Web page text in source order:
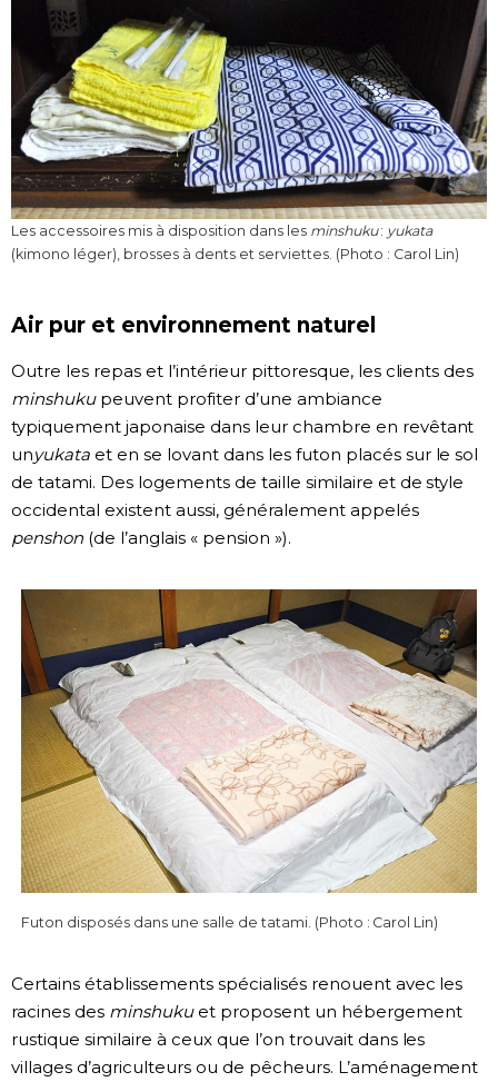
Les accessoires mis à disposition dans les minshuku: yukata
(kimono léger), brosses à dents et serviettes. (Photo : Carol Lin)
Air pur et environnement naturel
Outre les repas et l’intérieur pittoresque, les clients des
minshukupeuvent profiter d’une ambiance
typiquement japonaise dans leur chambre en revêtant
unyukataet en se lovant dans les futon placés sur le sol
de tatami. Des logements de taille similaire et de style
occidental existent aussi, généralement appelés
penshon(de l’anglais « pension »).
Futon disposés dans une salle de tatami. (Photo : Carol Lin)
Certains établissements spécialisés renouent avec les
racines des minshukuet proposent un hébergement
rustique similaire à ceux que l’on trouvait dans les
villages d’agriculteurs ou de pêcheurs. L’aménagement